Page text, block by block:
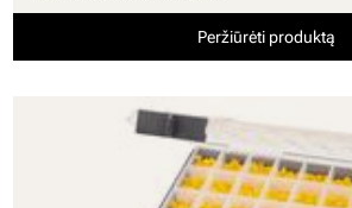
Peržiūrėti produktą